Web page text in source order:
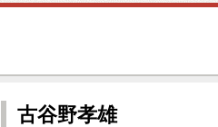
古谷野孝雄